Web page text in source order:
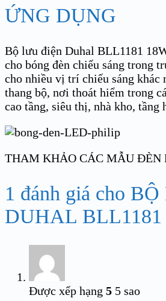
ỨNG DỤNG
Bộ lưu điện Duhal BLL1181
cho bóng đèn chiếu sáng trong
cho nhiều vị trí chiếu sáng khác
thang bộ, nơi thoát hiểm trong
cao tầng, siêu thị, nhà kho,
THAM KHẢO CÁC MẪU ĐÈN
1 đánh giá cho
DUHAL BLL1181
Được xếp hạng 5 5 sao